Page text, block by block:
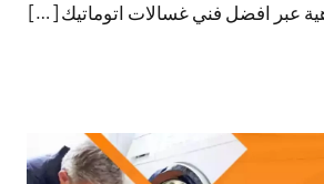
عبر افضل فني غسالات اتوماتيك […]